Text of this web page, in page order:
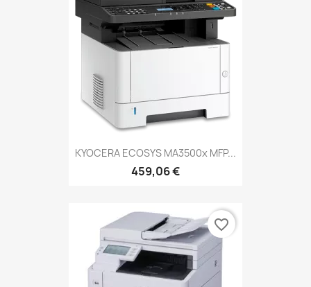
KYOCERA ECOSYS MA3500x MFP...
459,06 €
favorite_border